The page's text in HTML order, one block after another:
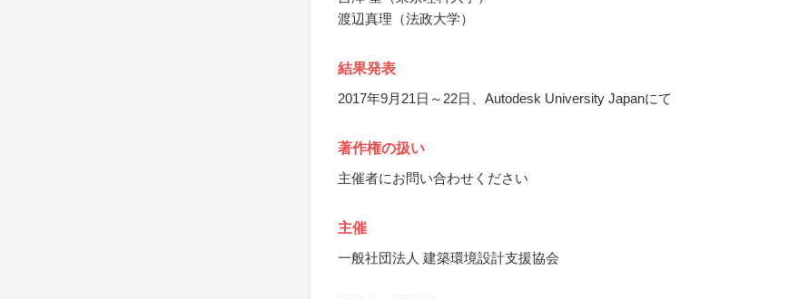
渡辺真理（法政大学）
結果発表
2017年9月21日～22日、Autodesk University Japanにて
著作権の扱い
主催者にお問い合わせください
主催
一般社団法人 建築環境設計支援協会